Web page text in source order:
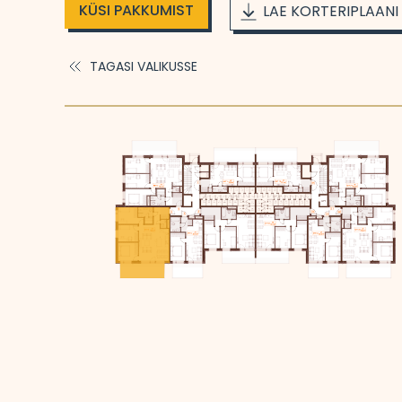
KÜSI PAKKUMIST LAE
TAGASI VALIKUSSE